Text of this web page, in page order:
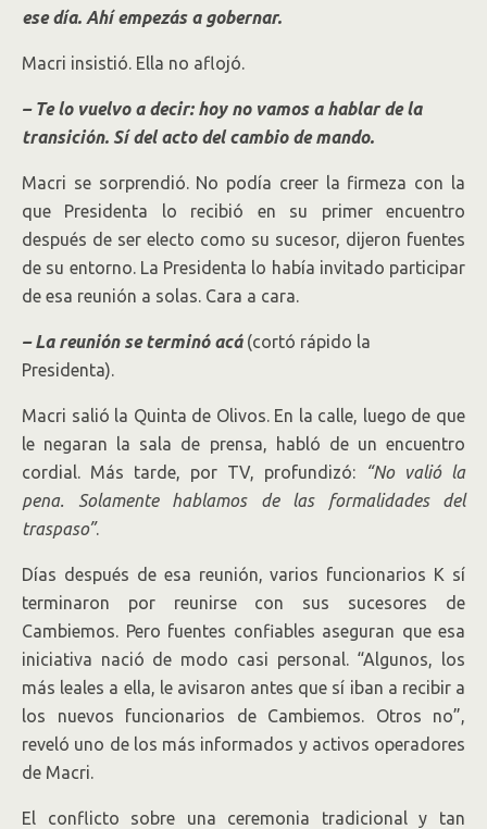
ese día. Ahí empezás a gobernar.
Macri insistió. Ella no aflojó.
– Te lo vuelvo a decir: hoy no vamos a hablar de la
transición. Sí del acto del cambio de mando.
Macri se sorprendió. No podía creer la firmeza con la
que Presidenta lo recibió en su primer encuentro
después de ser electo como su sucesor, dijeron fuentes
de su entorno. La Presidenta lo había invitado participar
de esa reunión a solas. Cara a cara.
– La reunión se terminó acá(cortó rápido la
Presidenta).
Macri salió la Quinta de Olivos. En la calle, luego de que
le negaran la sala de prensa, habló de un encuentro
cordial. Más tarde, por TV, profundizó:
“No valió la
pena. Solamente hablamos de las formalidades del
traspaso”.
Días después de esa reunión, varios funcionarios K sí
terminaron por reunirse con sus sucesores de
Cambiemos. Pero fuentes confiables aseguran que esa
iniciativa nació de modo casi personal. “Algunos, los
más leales a ella, le avisaron antes que sí iban a recibir a
los nuevos funcionarios de Cambiemos. Otros no”,
reveló uno de los más informados y activos operadores
de Macri.
El conflicto sobre una ceremonia tradicional y tan